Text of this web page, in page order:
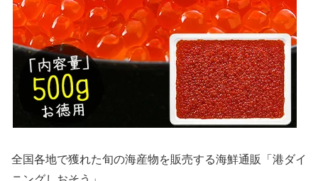
全国各地で獲れた旬の海産物を販売する海鮮通販「港ダイ